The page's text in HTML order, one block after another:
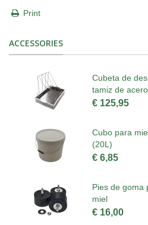
Print
ACCESSORIES
Cubeta de
tamiz de
€ 125,95
Cubo para
(20L)
€ 6,85
Pies de goma
miel
€ 16,00